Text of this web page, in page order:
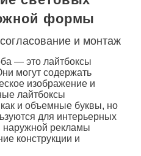
формы
и монтаж
— это лайтбоксы
могут содержать
изображение и
лайтбоксы
и объемные буквы, но
для интерьерных
наружной рекламы
конструкции и